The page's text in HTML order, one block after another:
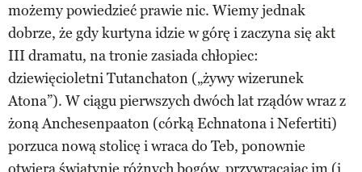
możemy powiedzieć prawie nic. Wiemy jednak
dobrze, że gdy kurtyna idzie w górę i zaczyna się akt
III dramatu, na tronie zasiada chłopiec:
dziewięcioletni Tutanchaton („żywy wizerunek
Atona”). W ciągu pierwszych dwóch lat rządów wraz z
żoną Anchesenpaaton (córką Echnatona i Nefertiti)
porzuca nową stolicę i wraca do Teb, ponownie